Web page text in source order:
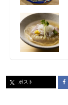
ポスト